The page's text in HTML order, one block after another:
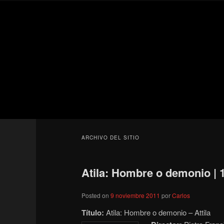
ARCHIVO DEL SITIO
Atila: Hombre o demonio |
Posted on9 noviembre 2011 porCarlos
Título: Atila: Hombre o demonio – Attila